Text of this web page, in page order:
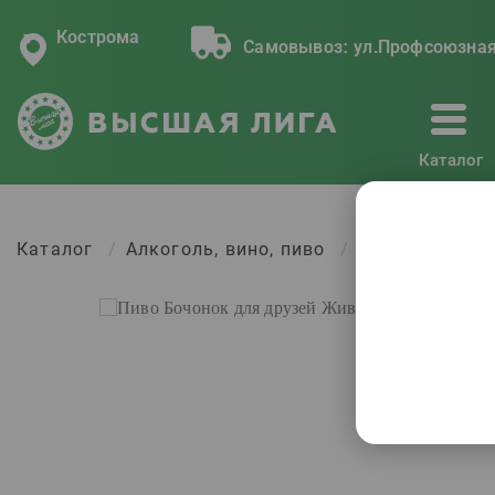
Кострома
Самовывоз:
Каталог
Каталог Алкоголь, вино, пиво Пиво